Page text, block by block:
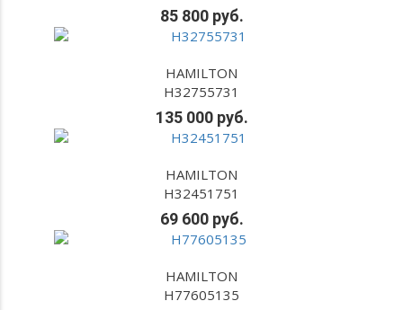
85 800 руб.
HAMILTON
H32755731
135 000 руб.
HAMILTON
H32451751
69 600 руб.
HAMILTON
H77605135